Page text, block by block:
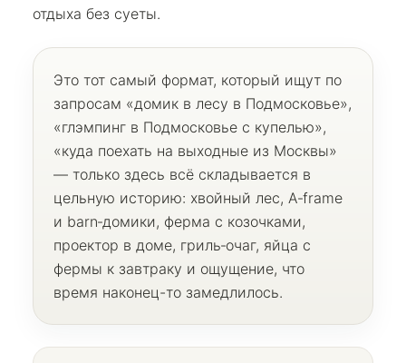
отдыха без суеты.
Это тот самый формат, который ищут по
запросам «домик в лесу в Подмосковье»,
«глэмпинг в Подмосковье с купелью»,
«куда поехать на выходные из Москвы»
— только здесь всё складывается в
цельную историю: хвойный лес, A‑frame
и barn‑домики, ферма с козочками,
проектор в доме, гриль‑очаг, яйца с
фермы к завтраку и ощущение, что
время наконец-то замедлилось.